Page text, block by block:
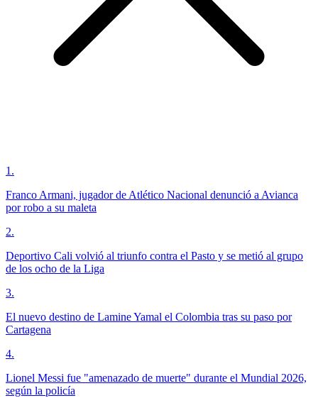
1 .
Franco Armani, jugador de Atlético Nacional denunció a Avianca
por robo a su maleta
2.
Deportivo Cali volvió al triunfo contra el Pasto y se metió al grupo
de los ocho de la Liga
3.
El nuevo destino de Lamine Yamal el Colombia tras su paso por
Cartagena
4.
Lionel Messi fue "amenazado de muerte" durante el Mundial 2026,
según la policía